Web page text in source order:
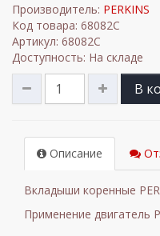
Производитель: PERKINS
Код товара: 68082C
Артикул: 68082C
Доступность: На складе
В
Описание
Вкладыши коренные
Применение двигатель